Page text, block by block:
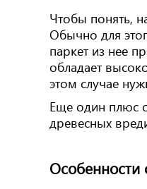
Чтобы понять,
Обычно для
паркет из нее
обладает
этом случае
Еще один плюс
древесных
Особенности